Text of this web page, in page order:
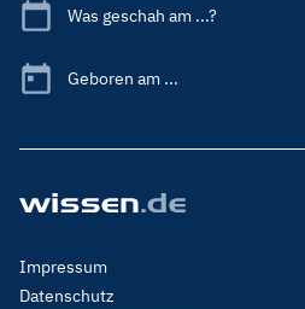
Was geschah am ...?
Geboren am ...
Footer
Menu
Impressum
Datenschutz